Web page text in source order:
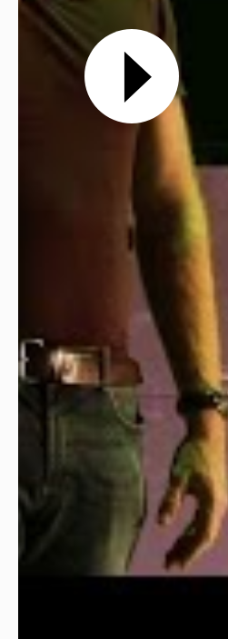
Réserver en ligne
Mon compte
Votre venue